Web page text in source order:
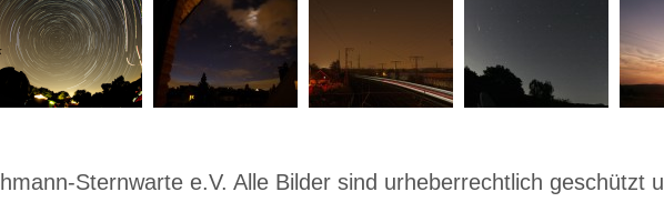
Sternwarte e.V. Alle Bilder sind urheberrechtlich geschützt